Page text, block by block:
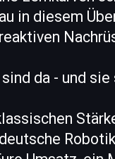
in diesem
da - und